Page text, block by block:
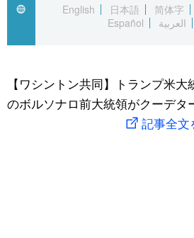
社会
旅と暮らし
文化
科学・技術
暮らし
English
日本語 简体字
Español
العربية
【ワシントン共同】トランプ米
のボルソナロ前大統領がクーデタ
記事全文